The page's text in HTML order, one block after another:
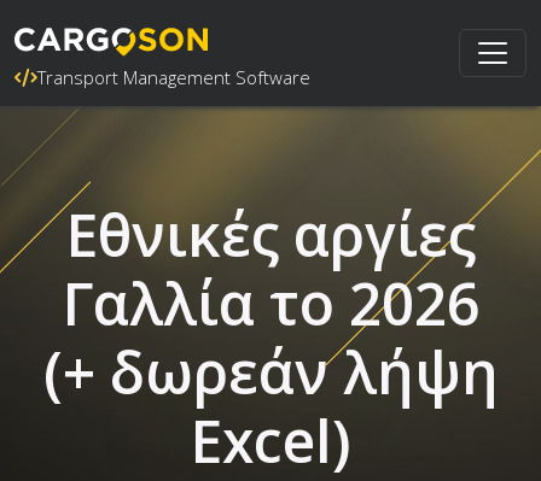
Transport Management Software
Εθνικές αργίες
Γαλλία το 2026
(+ δωρεάν λήψη
Excel)